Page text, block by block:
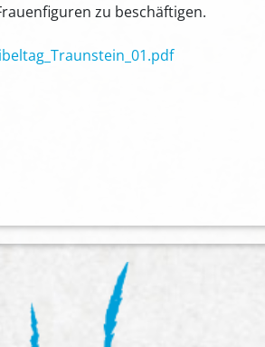
zu beschäftigen.